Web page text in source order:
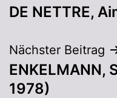
DE NETTRE,
Nächster Beitrag
ENKELMANN,
1978)